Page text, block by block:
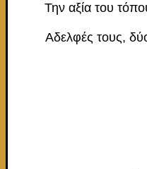
Την αξία του
Αδελφές τους,